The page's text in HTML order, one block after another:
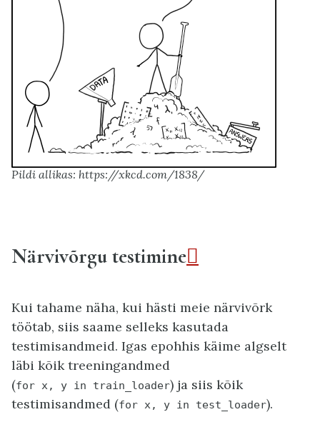
Pildi allikas: https://xkcd.com/1838/
Närvivõrgu testimine
Kui tahame näha, kui hästi meie närvivõrk
töötab, siis saame selleks kasutada
testimisandmeid. Igas epohhis käime algselt
läbi kõik treeningandmed
(for x, y in train_loader) ja siis kõik
testimisandmed (for x, y in test_loader).